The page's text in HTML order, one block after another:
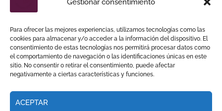
Para ofrecer las mejores experiencias, utilizamos tecnologías como las
cookies para almacenar y/o acceder a la información del dispositivo. El
consentimiento de estas tecnologías nos permitirá procesar datos como
el comportamiento de navegación o las identificaciones únicas en este
sitio. No consentir o retirar el consentimiento, puede afectar
negativamente a ciertas características y funciones.
ACEPTAR